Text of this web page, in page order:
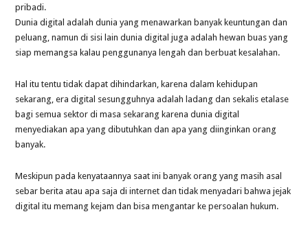
pribadi.
Dunia digital adalah dunia yang menawarkan banyak keuntungan dan
peluang, namun di sisi lain dunia digital juga adalah hewan buas yang
siap memangsa kalau penggunanya lengah dan berbuat kesalahan.
Hal itu tentu tidak dapat dihindarkan, karena dalam kehidupan
sekarang, era digital sesungguhnya adalah ladang dan sekalis etalase
bagi semua sektor di masa sekarang karena dunia digital
menyediakan apa yang dibutuhkan dan apa yang diinginkan orang
banyak.
Meskipun pada kenyataannya saat ini banyak orang yang masih asal
sebar berita atau apa saja di internet dan tidak menyadari bahwa jejak
digital itu memang kejam dan bisa mengantar ke persoalan hukum.